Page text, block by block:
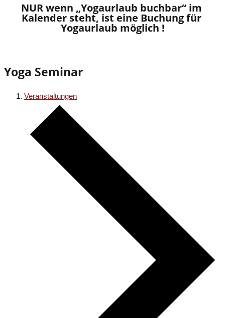
NUR wenn „Yogaurlaub buchbar“ im
Kalender steht, ist eine Buchung für
Yogaurlaub möglich !​
Yoga Seminar
Veranstaltungen